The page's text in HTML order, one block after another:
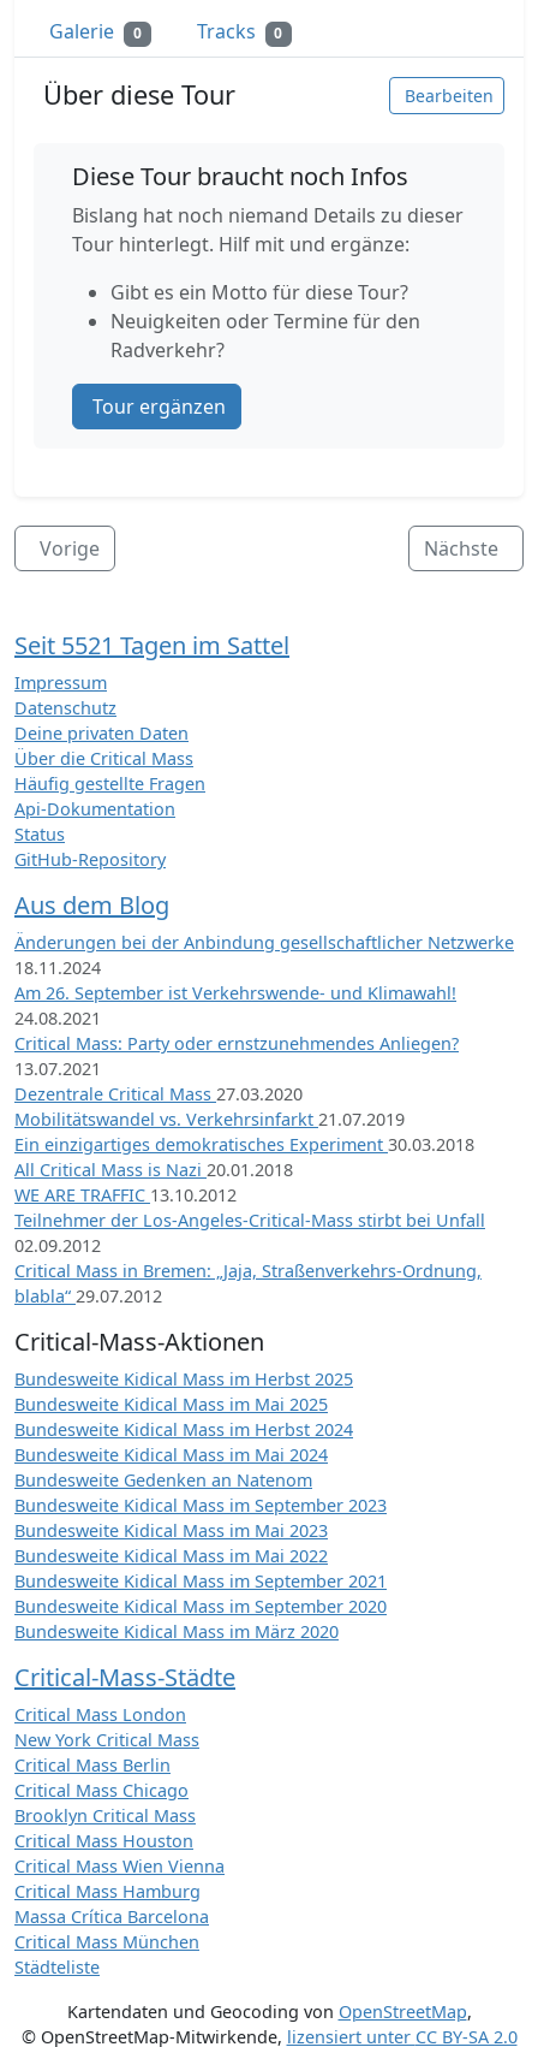
Galerie 0 Tracks 0
Über diese Tour Bearbeiten
Diese Tour braucht noch Infos
Bislang hat noch niemand Details zu dieser
Tour hinterlegt. Hilf mit und ergänze:
Gibt es ein Motto für diese Tour?
Neuigkeiten oder Termine für den
Radverkehr?
Tour ergänzen
Vorige Nächste
Seit 5521 Tagen im Sattel
Impressum
Datenschutz
Deine privaten Daten
Über die Critical Mass
Häufig gestellte Fragen
Api-Dokumentation
Status
GitHub-Repository
Aus dem Blog
Änderungen bei der Anbindung gesellschaftlicher Netzwerke
18.11.2024
Am 26. September ist Verkehrswende- und Klimawahl!
24.08.2021
Critical Mass: Party oder ernstzunehmendes Anliegen?
13.07.2021
Dezentrale Critical Mass 27.03.2020
Mobilitätswandel vs. Verkehrsinfarkt 21.07.2019
Ein einzigartiges demokratisches Experiment 30.03.2018
All Critical Mass is Nazi 20.01.2018
WE ARE TRAFFIC 13.10.2012
Teilnehmer der Los-Angeles-Critical-Mass stirbt bei Unfall
02.09.2012
Critical Mass in Bremen: „Jaja, Straßenverkehrs-Ordnung,
blabla“ 29.07.2012
Critical-Mass-Aktionen
Bundesweite Kidical Mass im Herbst 2025
Bundesweite Kidical Mass im Mai 2025
Bundesweite Kidical Mass im Herbst 2024
Bundesweite Kidical Mass im Mai 2024
Bundesweite Gedenken an Natenom
Bundesweite Kidical Mass im September 2023
Bundesweite Kidical Mass im Mai 2023
Bundesweite Kidical Mass im Mai 2022
Bundesweite Kidical Mass im September 2021
Bundesweite Kidical Mass im September 2020
Bundesweite Kidical Mass im März 2020
Critical-Mass-Städte
Critical Mass London
New York Critical Mass
Critical Mass Berlin
Critical Mass Chicago
Brooklyn Critical Mass
Critical Mass Houston
Critical Mass Wien Vienna
Critical Mass Hamburg
Massa Crítica Barcelona
Critical Mass München
Städteliste
Kartendaten und Geocoding von OpenStreetMap,
© OpenStreetMap-Mitwirkende, lizensiert unter CC BY-SA 2.0